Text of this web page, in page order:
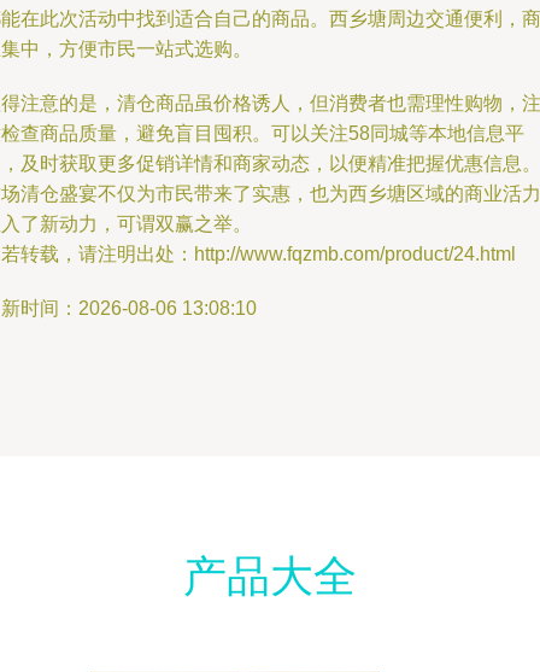
在此次活动中找到适合自己的商品。西乡塘周边交通便利，商
中，方便市民一站式选购。
注意的是，清仓商品虽价格诱人，但消费者也需理性购物，注
查商品质量，避免盲目囤积。可以关注58同城等本地信息平
及时获取更多促销详情和商家动态，以便精准把握优惠信息。
清仓盛宴不仅为市民带来了实惠，也为西乡塘区域的商业活力
了新动力，可谓双赢之举。
转载，请注明出处：http://www.fqzmb.com/product/24.html
时间：2026-08-06 13:08:10
产品大全